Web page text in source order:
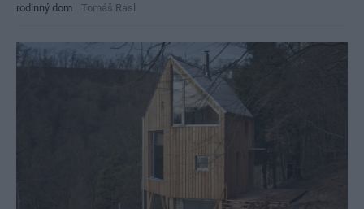
rodinný dom
Tomáš Rasl